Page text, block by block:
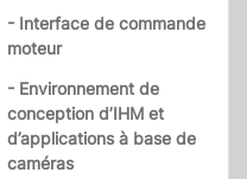
- Interface de commande
moteur
- Environnement de
conception d’IHM et
d’applications à base de
caméras